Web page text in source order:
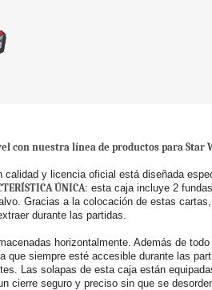
con nuestra línea de productos para Star
y licencia oficial está diseñada
ÚNICA: esta caja incluye 2
Gracias a la colocación de estas
durante las partidas.
horizontalmente. Además de
que siempre esté accesible durante las
Las solapas de esta caja están
cierre seguro y preciso sin que se